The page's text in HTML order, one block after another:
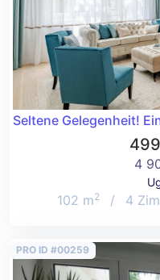
Seltene Gelegenheit!
4
102 m2 / 4
PRO ID #00259